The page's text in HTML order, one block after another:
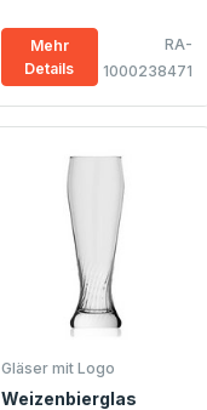
Mehr
Details
RA-
1000238471
Gläser mit Logo
Weizenbierglas